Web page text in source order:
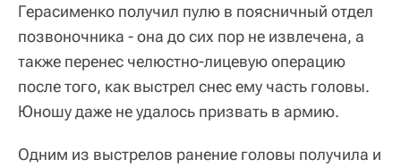
Герасименко получил пулю в поясничный отдел
позвоночника - она до сих пор не извлечена, а
также перенес челюстно-лицевую операцию
после того, как выстрел снес ему часть головы.
Юношу даже не удалось призвать в армию.
Одним из выстрелов ранение головы получила и